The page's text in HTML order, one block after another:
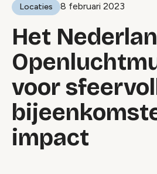
Locaties 8 februari 2023
Het
voor
impact